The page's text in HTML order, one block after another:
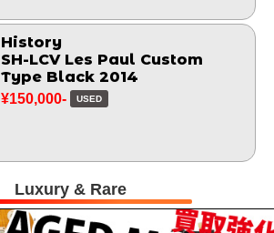
History
SH-LCV Les Paul Custom
Type Black 2014
¥150,000- USED
Luxury & Rare